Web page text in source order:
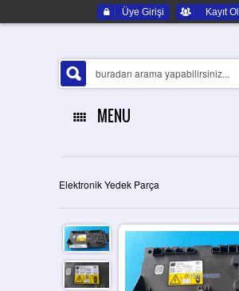
Üye Girişi Kayıt Ol
MENU
ELEKTRONIK YEDEK PARÇA
İLETIŞIM
Elektronik Yedek Parça